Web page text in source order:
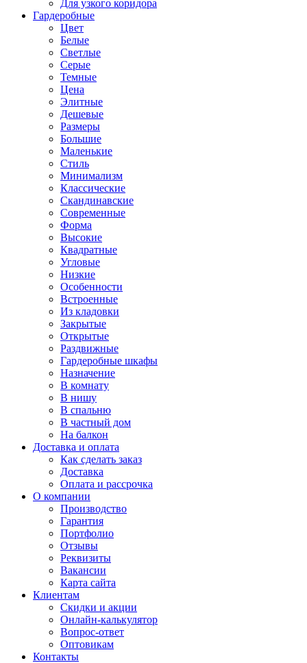
Для узкого коридора
Гардеробные
Цвет
Белые
Светлые
Серые
Темные
Цена
Элитные
Дешевые
Размеры
Большие
Маленькие
Стиль
Минимализм
Классические
Скандинавские
Современные
Форма
Высокие
Квадратные
Угловые
Низкие
Особенности
Встроенные
Из кладовки
Закрытые
Открытые
Раздвижные
Гардеробные шкафы
Назначение
В комнату
В нишу
В спальню
В частный дом
На балкон
Доставка и оплата
Как сделать заказ
Доставка
Оплата и рассрочка
О компании
Производство
Гарантия
Портфолио
Отзывы
Реквизиты
Вакансии
Карта сайта
Клиентам
Скидки и акции
Онлайн-калькулятор
Вопрос-ответ
Оптовикам
Контакты